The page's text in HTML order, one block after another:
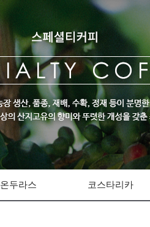
온두라스 코스타리카